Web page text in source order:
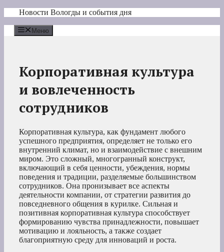
Перейти
содержимому
Новости Вологды и события дня
Меню
Корпоративная культура
и вовлеченность
сотрудников
Корпоративная культура, как фундамент любого
успешного предприятия, определяет не только его
внутренний климат, но и взаимодействие с внешним
миром. Это сложный, многогранный конструкт,
включающий в себя ценности, убеждения, нормы
поведения и традиции, разделяемые большинством
сотрудников. Она пронизывает все аспекты
деятельности компании, от стратегии развития до
повседневного общения в курилке. Сильная и
позитивная корпоративная культура способствует
формированию чувства принадлежности, повышает
мотивацию и лояльность, а также создает
благоприятную среду для инноваций и роста.